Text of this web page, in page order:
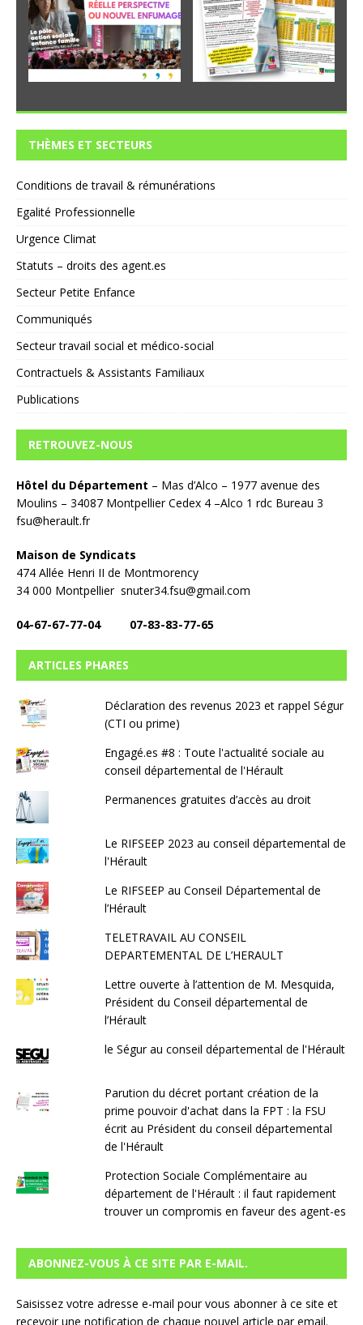
THÈMES ET SECTEURS
Conditions de travail & rémunérations
Egalité Professionnelle
Urgence Climat
Statuts – droits des agent.es
Secteur Petite Enfance
Communiqués
Secteur travail social et médico-social
Contractuels & Assistants Familiaux
Publications
RETROUVEZ-NOUS
Hôtel du Département – Mas d’Alco – 1977 avenue des
Moulins – 34087 Montpellier Cedex 4 –Alco 1 rdc Bureau 3
fsu@herault.fr
Maison de Syndicats
474 Allée Henri II de Montmorency
34 000 Montpellier snuter34.fsu@gmail.com
04-67-67-77-04 07-83-83-77-65
ARTICLES PHARES
Déclaration des revenus 2023 et rappel Ségur
(CTI ou prime)
Engagé.es #8 : Toute l'actualité sociale au
conseil départemental de l'Hérault
Permanences gratuites d’accès au droit
Le RIFSEEP 2023 au conseil départemental de
l'Hérault
Le RIFSEEP au Conseil Départemental de
l’Hérault
TELETRAVAIL AU CONSEIL
DEPARTEMENTAL DE L’HERAULT
Lettre ouverte à l’attention de M. Mesquida,
Président du Conseil départemental de
l’Hérault
le Ségur au conseil départemental de l'Hérault
Parution du décret portant création de la
prime pouvoir d'achat dans la FPT : la FSU
écrit au Président du conseil départemental
de l'Hérault
Protection Sociale Complémentaire au
département de l'Hérault : il faut rapidement
trouver un compromis en faveur des agent-es
ABONNEZ-VOUS À CE SITE PAR E-MAIL.
Saisissez votre adresse e-mail pour vous abonner à ce site et
recevoir une notification de chaque nouvel article par email.